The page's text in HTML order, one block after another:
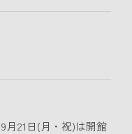
月21日(月・祝)は開館